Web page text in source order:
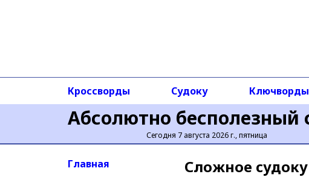
Абсолютно бесполезный
Сегодня 7 августа 2026 г., пятница
Кроссворды Судоку Ключворды
Главная
Сложное